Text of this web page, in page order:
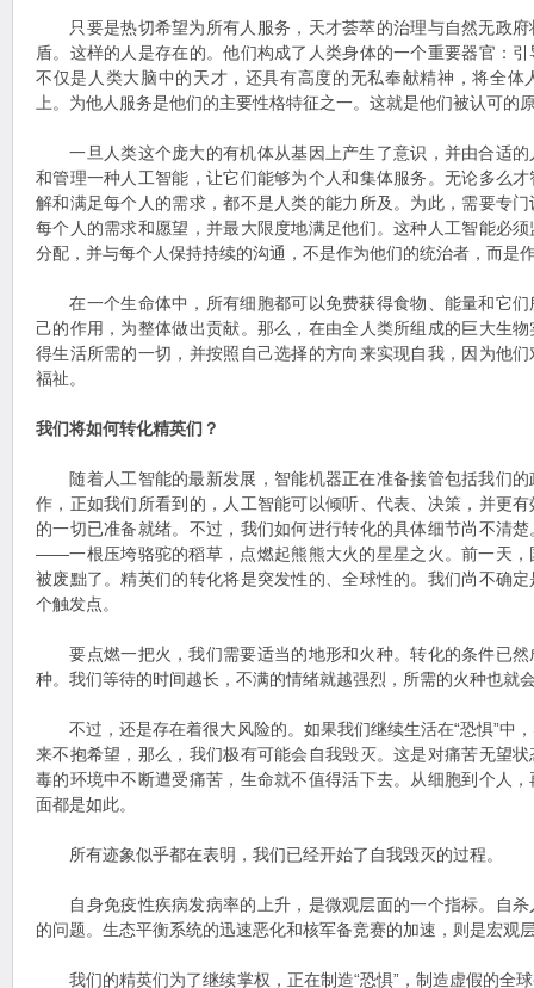
只要是热切希望为所有人服务，天才荟萃的治理与自然无政府
盾。这样的人是存在的。他们构成了人类身体的一个重要器官：
不仅是人类大脑中的天才，还具有高度的无私奉献精神，将全体
上。为他人服务是他们的主要性格特征之一。这就是他们被认可的
一旦人类这个庞大的有机体从基因上产生了意识，并由合适的
和管理一种人工智能，让它们能够为个人和集体服务。无论多么
解和满足每个人的需求，都不是人类的能力所及。为此，需要专
每个人的需求和愿望，并最大限度地满足他们。这种人工智能必
分配，并与每个人保持持续的沟通，不是作为他们的统治者，而是
在一个生命体中，所有细胞都可以免费获得食物、能量和它们
己的作用，为整体做出贡献。那么，在由全人类所组成的巨大生
得生活所需的一切，并按照自己选择的方向来实现自我，因为他
福祉。
我们将如何转化精英们？
随着人工智能的最新发展，智能机器正在准备接管包括我们的
作，正如我们所看到的，人工智能可以倾听、代表、决策，并更
的一切已准备就绪。不过，我们如何进行转化的具体细节尚不清
——一根压垮骆驼的稻草，点燃起熊熊大火的星星之火。前一天，
被废黜了。精英们的转化将是突发性的、全球性的。我们尚不确
个触发点。
要点燃一把火，我们需要适当的地形和火种。转化的条件已然
种。我们等待的时间越长，不满的情绪就越强烈，所需的火种也就
不过，还是存在着很大风险的。如果我们继续生活在“恐惧”中
来不抱希望，那么，我们极有可能会自我毁灭。这是对痛苦无望
毒的环境中不断遭受痛苦，生命就不值得活下去。从细胞到个人
面都是如此。
所有迹象似乎都在表明，我们已经开始了自我毁灭的过程。
自身免疫性疾病发病率的上升，是微观层面的一个指标。自杀
的问题。生态平衡系统的迅速恶化和核军备竞赛的加速，则是宏观
我们的精英们为了继续掌权，正在制造“恐惧”，制造虚假的全